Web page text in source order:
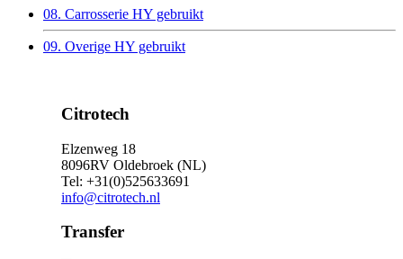
08. Carrosserie HY gebruikt
09. Overige HY gebruikt
Citrotech
Elzenweg 18
8096RV Oldebroek (NL)
Tel: +31(0)525633691
info@citrotech.nl
Transfer